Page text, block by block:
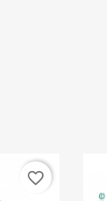
favorite_border